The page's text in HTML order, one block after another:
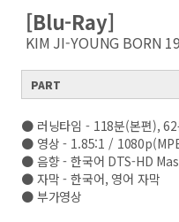
[Blu-Ray]
KIM JI-YOUNG BORN
PART
● 러닝타임 - 118분(본편), 62
● 영상 - 1.85:1 /
● 음향 - 한국어 DTS-HD
● 자막 - 한국어, 영어 자막
● 부가영상